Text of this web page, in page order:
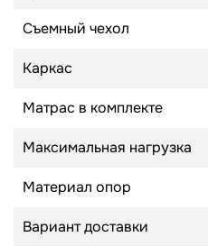
Съемный чехол
Каркас
Матрас в комплекте
Максимальная нагрузка
Материал опор
Вариант доставки